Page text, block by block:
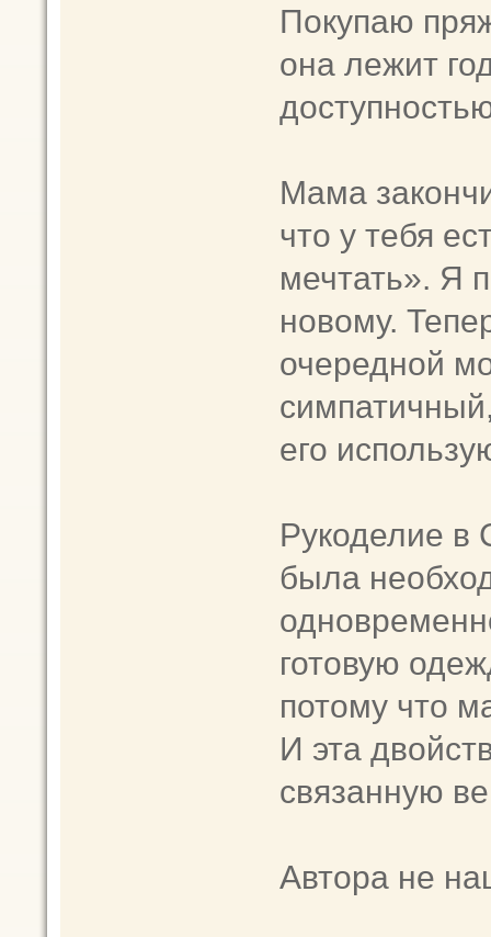
Покупаю
она лежит
Мама
что у тебя
мечтать». Я
новому.
очередной
его
Рукоделие
была
готовую
потому что
И эта
связанную
Автора не